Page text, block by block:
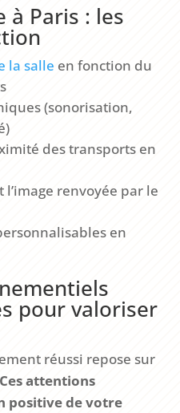
à Paris : les
la salle en fonction du
(sonorisation,
des transports en
renvoyée par le
en
pour valoriser
réussi repose sur
Ces attentions
positive de votre